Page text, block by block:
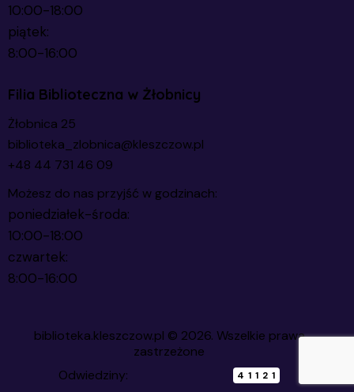
10:00-18:00
piątek:
8:00-16:00
Filia Biblioteczna w Żłobnicy
Żłobnica 25
biblioteka_zlobnica@kleszczow.pl
+48 44 731 46 09
Możesz do nas przyjść w godzinach:
poniedziałek-środa:
10:00-18:00
czwartek:
8:00-16:00
biblioteka.kleszczow.pl © 2026. Wszelkie prawa
zastrzeżone
Odwiedziny:
41121